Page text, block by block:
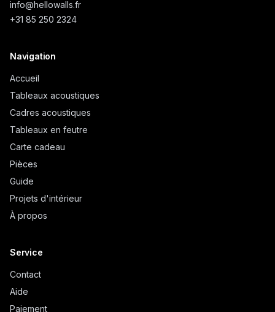
info@hellowalls.fr
+31 85 250 2324
Navigation
Accueil
Tableaux acoustiques
Cadres acoustiques
Tableaux en feutre
Carte cadeau
Pièces
Guide
Projets d'intérieur
À propos
Service
Contact
Aide
Paiement